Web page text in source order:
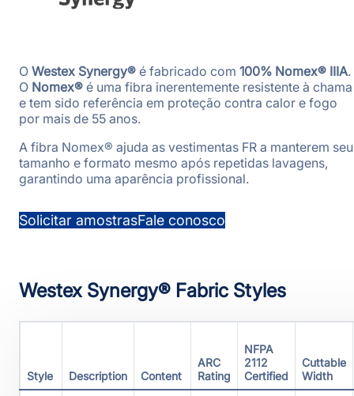
O Westex Synergy® é fabricado com 100% Nomex® IIIA.
O Nomex® é uma fibra inerentemente resistente à chama
e tem sido referência em proteção contra calor e fogo
por mais de 55 anos.
A fibra Nomex® ajuda as vestimentas FR a manterem seu
tamanho e formato mesmo após repetidas lavagens,
garantindo uma aparência profissional.
Solicitar amostrasFale conosco
Westex Synergy® Fabric Styles
Style Description Content
ARC
Rating
NFPA
2112
Certified
Cuttable
Width